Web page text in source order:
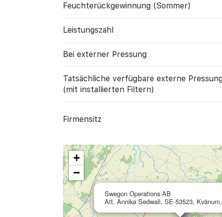
Feuchte­rück­gewinnung (Sommer)
Leistungszahl
Bei externer Pressung
Tatsächliche verfügbare externe
(mit installierten Filtern)
Firmensitz
Swegon Operations AB
Att. Annika Sedwall, SE-53523,
+
−